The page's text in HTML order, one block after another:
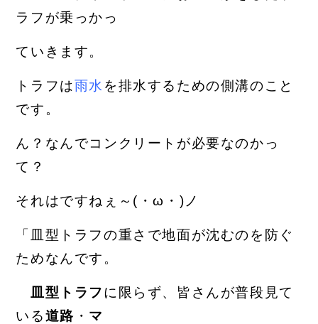
ラフが乗っかっ
ていきます。
トラフは雨水 を排水するための側溝のこと
です。
ん？なんでコンクリートが必要なのかっ
て？
それはですねぇ～(・ω・)ノ
「皿型トラフの重さで地面が沈むのを防ぐ
ためなんです。
皿型トラフに限らず、皆さんが普段見て
いる道路 ・ マ